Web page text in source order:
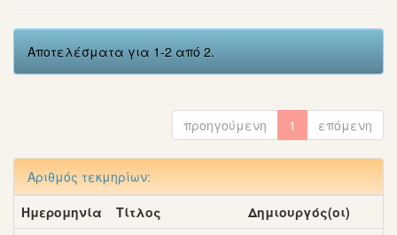
Αποτελέσματα για 1-2 από 2.
προηγούμενη 1 επόμενη
Αριθμός τεκμηρίων:
Ημερομηνία
Τίτλος
Δημιουργός(οι)